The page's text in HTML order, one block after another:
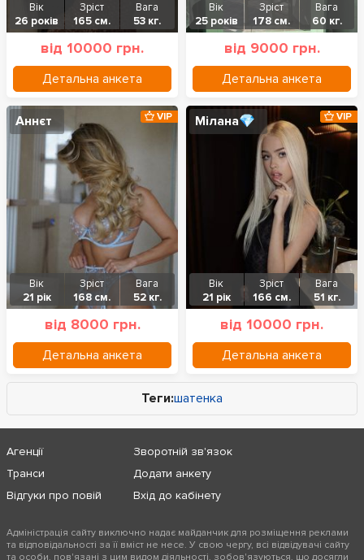
Вік
26 років
Зріст
165 см.
Вага
53 кг.
від 10000 грн.
Детальна анкета
Вік
25 років
Зріст
178 см.
Вага
60 кг.
від 9000 грн.
Детальна анкета
Аннєт
Вік
21 рік
Зріст
168 см.
Вага
52 кг.
від 8000 грн.
Детальна анкета
VIP Мілана💎
Вік
21 рік
Зріст
166 см.
Вага
51 кг.
від 10000 грн.
Детальна анкета
VIP
Теги:шатенка
Агенції
Транси
Відгуки про повій
Зворотній зв'язок
Додати анкету
Вхід до кабінету
Адміністрація сайту виключно надає майданчик для розміщення реклами
та відповідальності за її вміст не несе. У свою чергу, всі відвідувачі сайту
та особи, пов'язані з цим видом діяльності, зобов'язуються, що досягли